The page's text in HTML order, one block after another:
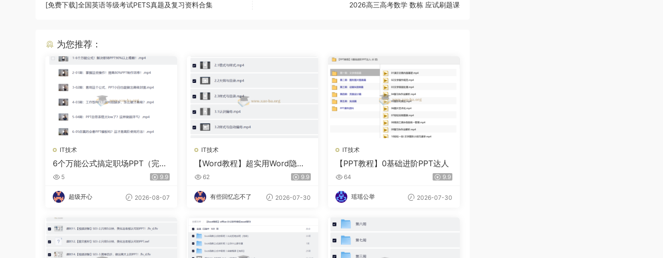
[免费下载]全国英语等级考试PETS真题及复习资料合集 2026高三高考数学 数栋 应试刷题课
为您推荐：
IT技术
6个万能公式搞定职场PPT（完
结）5 9.9
超级开心 2026-08-07
IT技术
【Word教程】超实用Word隐藏
技巧
62 9.9
有些回忆忘不了 2026-07-30
IT技术
【PPT教程】0基础进阶PPT达人
64 9.9
瑶瑶公举 2026-07-30